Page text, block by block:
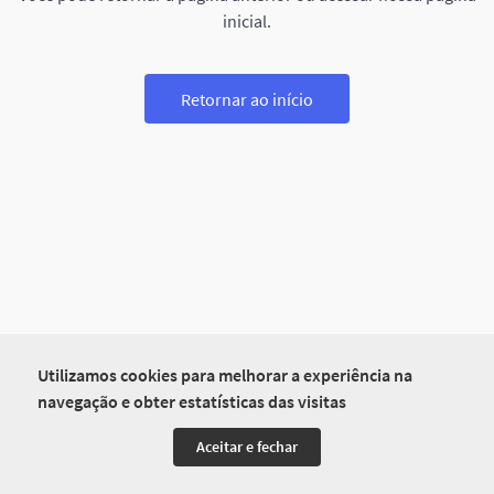
Utilizamos cookies para melhorar a experiência na
navegação e obter estatísticas das visitas
Aceitar e fechar
inicial.
Retornar ao início